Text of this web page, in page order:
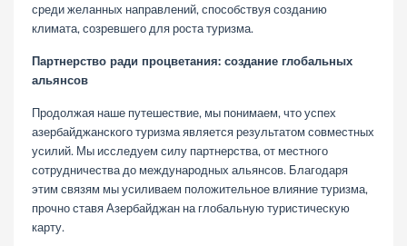
среди желанных направлений, способствуя созданию
климата, созревшего для роста туризма.
Партнерство ради процветания: создание глобальных
альянсов
Продолжая наше путешествие, мы понимаем, что успех
азербайджанского туризма является результатом совместных
усилий. Мы исследуем силу партнерства, от местного
сотрудничества до международных альянсов. Благодаря
этим связям мы усиливаем положительное влияние туризма,
прочно ставя Азербайджан на глобальную туристическую
карту.